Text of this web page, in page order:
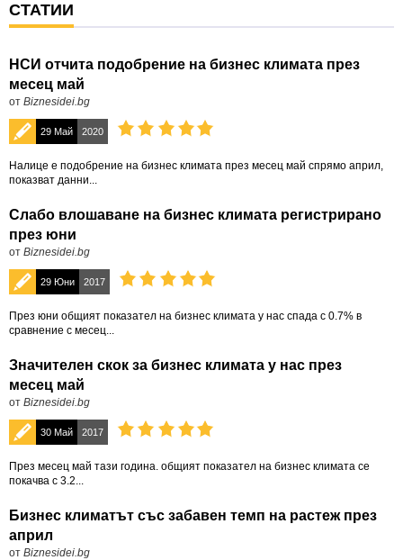
СТАТИИ
НСИ отчита подобрение на бизнес климата през
месец май
от Biznesidei.bg
29 Май 2020
Налице е подобрение на бизнес климата през месец май спрямо април,
показват данни...
Слабо влошаване на бизнес климата регистрирано
през юни
от Biznesidei.bg
29 Юни 2017
През юни общият показател на бизнес климата у нас спада с 0.7% в
сравнение с месец...
Значителен скок за бизнес климата у нас през
месец май
от Biznesidei.bg
30 Май 2017
През месец май тази година. общият показател на бизнес климата се
покачва с 3.2...
Бизнес климатът със забавен темп на растеж през
април
от Biznesidei.bg